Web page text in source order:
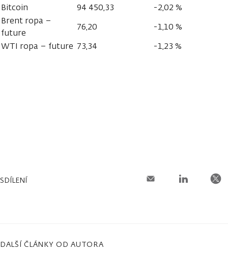
Bitcoin
94 450,33
-2,02 %
Brent ropa –
future
76,20
-1,10 %
WTI ropa – future 73,34 -1,23 %
SDÍLENÍ
DALŠÍ ČLÁNKY OD AUTORA